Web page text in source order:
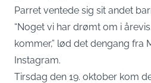
Parret ventede sig sit andet
“Noget vi har drømt om i
kommer,” lød det dengang fra
Instagram.
Tirsdag den 19. oktober kom